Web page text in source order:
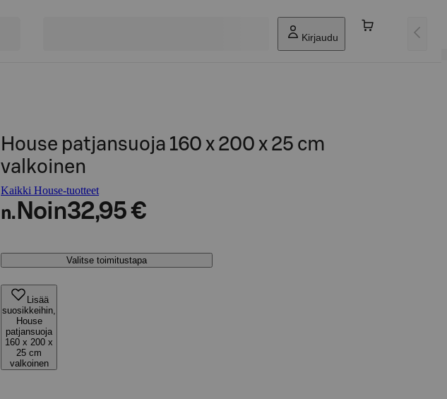
Kirjaudu
House patjansuoja 160 x 200 x 25 cm
valkoinen
Kaikki House-tuotteet
n. Noin32,95 €
Valitse toimitustapa
Lisää
suosikkeihin,
House
patjansuoja
160 x 200 x
25 cm
valkoinen